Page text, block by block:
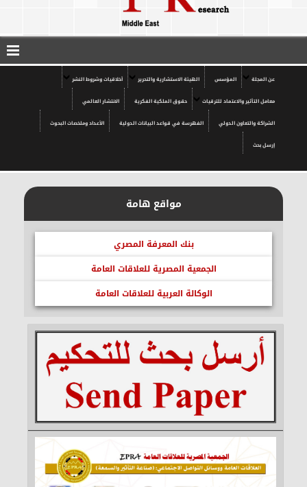
عن المجلة المؤسس الهيئة الاستشارية والتحرير أخلاقيات وشروط النشر
معامل التأثير والاعتماد للترقيات حقوق الملكية الفكرية الانتشار العالمي
الشراكة والتعاون الدولي الفهرسة في قواعد البيانات الدولية الأعداد وملخصات البحوث
إرسل بحث
مواقع هامة
بنك المعرفة المصري
الجمعية المصرية للعلاقات العامة
الوكالة العربية للعلاقات العامة